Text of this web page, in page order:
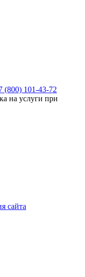
(800) 101-43-72
на услуги при
сайта